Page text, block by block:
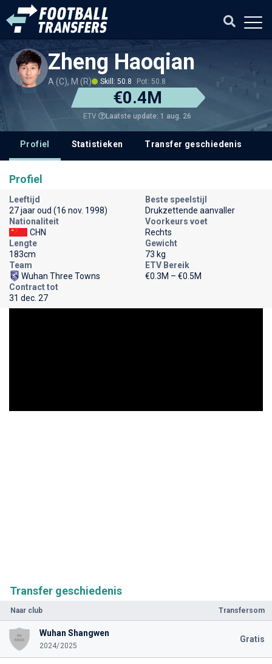
Zheng Haoqian
A (C), M (R) Skill: 50.8 Pot: 50.8
€0.4M
ETV Laatste update: 1 aug. 26
Profiel Statistieken Transfer geschiedenis
Transfer geschiedenis
Naar club Transfersom
Wuhan Shangwen
2024/2025
Gratis
Profiel
Leeftijd
27 jaar oud (16 nov. 1998)
Beste speelstijl
Drukzettende aanvaller
Nationaliteit
CHN
Voorkeurs voet
Rechts
Lengte
183cm
Gewicht
73 kg
Team
Wuhan Three Towns
ETV Bereik
€0.3M – €0.5M
Contract tot
31 dec. 27